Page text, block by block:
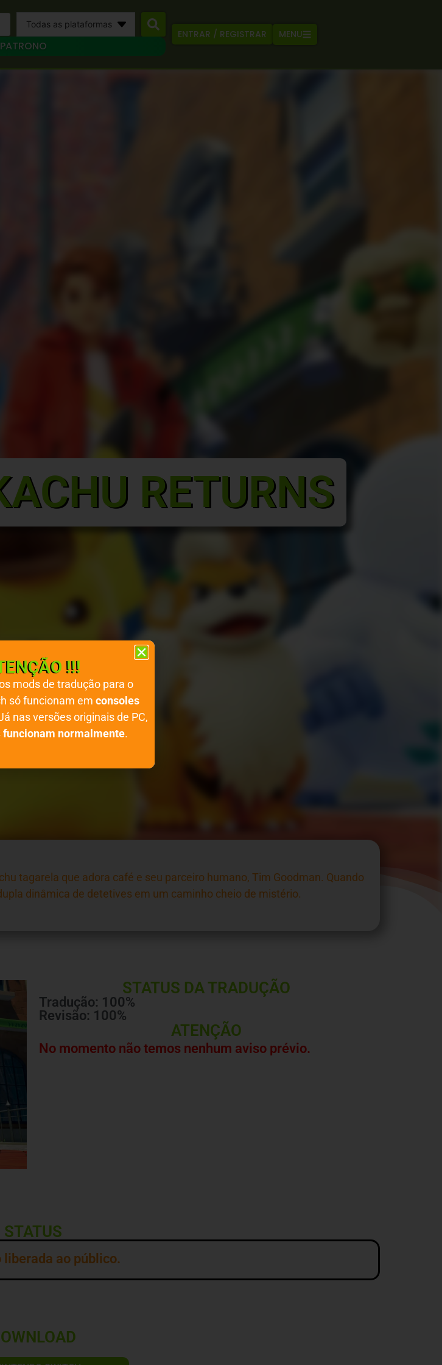
Todas as plataformas
ENTRAR / REGISTRAR MENU
RETURNS
tagarela que adora café e seu parceiro humano, Tim Goodman. Quando
dinâmica de detetives em um caminho cheio de mistério.
STATUS DA TRADUÇÃO
Tradução: 100%
Revisão: 100%
ATENÇÃO
No momento não temos nenhum aviso prévio.
STATUS
liberada ao público.
!!!
mods de tradução para o
só funcionam em consoles
nas versões originais de PC,
funcionam normalmente.